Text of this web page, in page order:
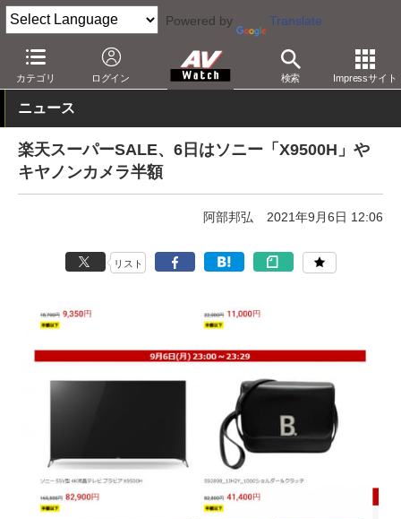
Powered by Translate
カテゴリ ログイン 検索 Impressサイト
AV Watch 動向 ショップ セール
ニュース
楽天スーパーSALE、6日はソニー「X9500H」や
キヤノンカメラ半額
阿部邦弘 2021年9月6日 12:06
リスト